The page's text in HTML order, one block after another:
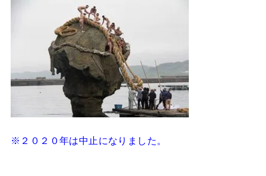
※２０２０年は中止になりました。